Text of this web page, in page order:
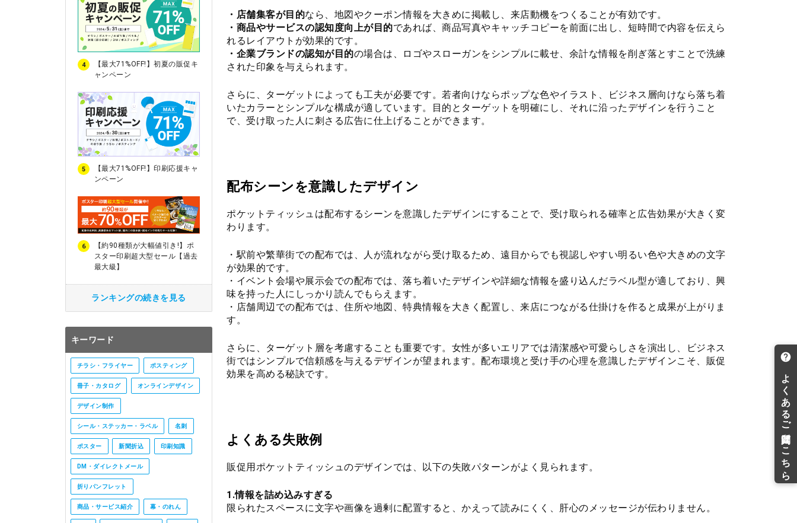
4
【最大71%OFF!】初夏の販促キ
ャンペーン
5
【最大71%OFF!】印刷応援キャ
ンペーン
6
【約90種類が大幅値引き!】ポ
スター印刷超大型セール【過去
最大級】
ランキングの続きを見る
キーワード
チラシ・フライヤー ポスティング
冊子・カタログ オンラインデザイン
デザイン制作
シール・ステッカー・ラベル 名刺
ポスター 新聞折込 印刷知識
DM・ダイレクトメール
折りパンフレット
商品・サービス紹介 幕・のれん
・店舗集客が目的なら、地図やクーポン情報を大きめに掲載し、来店動機をつくることが有効です。
・商品やサービスの認知度向上が目的であれば、商品写真やキャッチコピーを前面に出し、短時間で内容を伝えら
れるレイアウトが効果的です。
・企業ブランドの認知が目的の場合は、ロゴやスローガンをシンプルに載せ、余計な情報を削ぎ落とすことで洗練
された印象を与えられます。
さらに、ターゲットによっても工夫が必要です。若者向けならポップな色やイラスト、ビジネス層向けなら落ち着
いたカラーとシンプルな構成が適しています。目的とターゲットを明確にし、それに沿ったデザインを行うこと
で、受け取った人に刺さる広告に仕上げることができます。
配布シーンを意識したデザイン
ポケットティッシュは配布するシーンを意識したデザインにすることで、受け取られる確率と広告効果が大きく変
わります。
・駅前や繁華街での配布では、人が流れながら受け取るため、遠目からでも視認しやすい明るい色や大きめの文字
が効果的です。
・イベント会場や展示会での配布では、落ち着いたデザインや詳細な情報を盛り込んだラベル型が適しており、興
味を持った人にしっかり読んでもらえます。
・店舗周辺での配布では、住所や地図、特典情報を大きく配置し、来店につながる仕掛けを作ると成果が上がりま
す。
さらに、ターゲット層を考慮することも重要です。女性が多いエリアでは清潔感や可愛らしさを演出し、ビジネス
街ではシンプルで信頼感を与えるデザインが望まれます。配布環境と受け手の心理を意識したデザインこそ、販促
効果を高める秘訣です。
よくある失敗例
販促用ポケットティッシュのデザインでは、以下の失敗パターンがよく見られます。
1.情報を詰め込みすぎる
限られたスペースに文字や画像を過剰に配置すると、かえって読みにくく、肝心のメッセージが伝わりません。